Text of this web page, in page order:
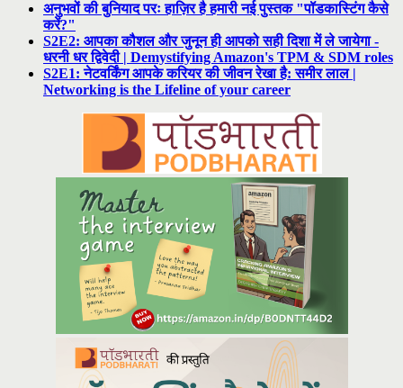
अनुभवों की बुनियाद परः हाज़िर है हमारी नई पुस्तक "पॉडकास्टिंग कैसे
करें?"
S2E2: आपका कौशल और जुनून ही आपको सही दिशा में ले जायेगा -
धरनी धर द्विवेदी | Demystifying Amazon's TPM & SDM roles
S2E1: नेटवर्किंग आपके करियर की जीवन रेखा है: समीर लाल |
Networking is the Lifeline of your career